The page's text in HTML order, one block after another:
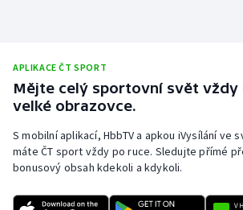
APLIKACE ČT SPORT
Mějte celý sportovní svět vždy
velké obrazovce.
S mobilní aplikací, HbbTV a apkou iVysílání ve
máte ČT sport vždy po ruce. Sledujte přímé
bonusový obsah kdekoli a kdykoli.